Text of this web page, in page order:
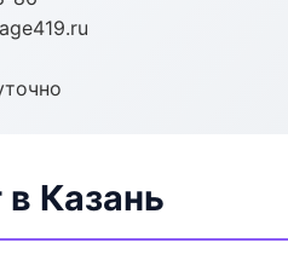
в Казань